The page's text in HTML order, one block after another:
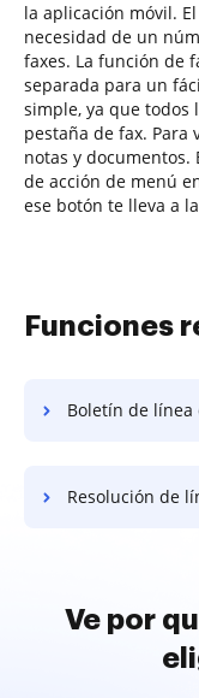
la aplicación móvil.
necesidad de un
faxes. La función de
separada para un
simple, ya que todos
pestaña de fax. Para
notas y documentos.
de acción de menú
ese botón te lleva a
Funciones
Boletín de línea
Resolución de
Ve por